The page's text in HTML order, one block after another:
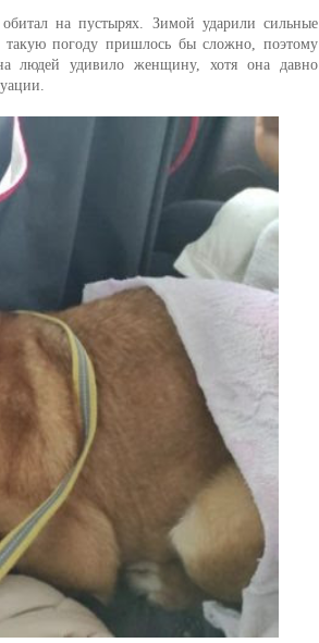
на пустырях. Зимой ударили сильные
такую погоду пришлось бы сложно, поэтому
людей удивило женщину, хотя она давно